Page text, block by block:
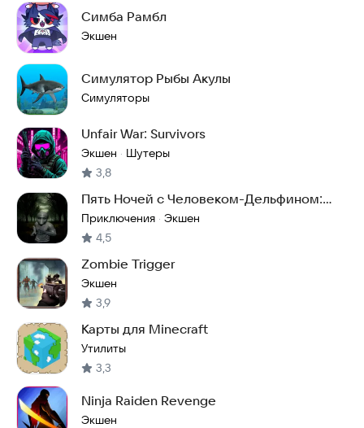
Симба Рамбл
Экшен
Симулятор Рыбы Акулы
Симуляторы
Unfair War: Survivors
Экшен · Шутеры
3,8
Пять Ночей с Человеком-Дельфином:
Побег
Приключения · Экшен
4,5
Zombie Trigger
Экшен
3,9
Карты для Minecraft
Утилиты
3,3
Ninja Raiden Revenge
Экшен